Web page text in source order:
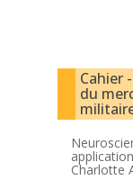
Cahier
du
Charlotte